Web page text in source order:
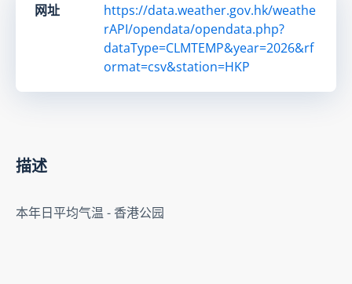
网址
https://data.weather.gov.hk/weathe
rAPI/opendata/opendata.php?
dataType=CLMTEMP&year=2026&rf
ormat=csv&station=HKP
描述
本年日平均气温 - 香港公园